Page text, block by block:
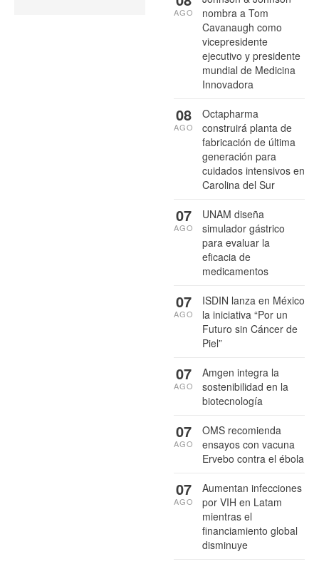
nombra a Tom
Cavanaugh como
vicepresidente
ejecutivo y presidente
mundial de Medicina
Innovadora
AGO
Octapharma
construirá planta de
fabricación de última
generación para
cuidados intensivos en
Carolina del Sur
08
AGO
UNAM diseña
simulador gástrico
para evaluar la
eficacia de
medicamentos
07
AGO
ISDIN lanza en México
la iniciativa “Por un
Futuro sin Cáncer de
Piel”
07
AGO
Amgen integra la
sostenibilidad en la
biotecnología
07
AGO
OMS recomienda
ensayos con vacuna
Ervebo contra el ébola
07
AGO
Aumentan infecciones
por VIH en Latam
mientras el
financiamiento global
disminuye
07
AGO